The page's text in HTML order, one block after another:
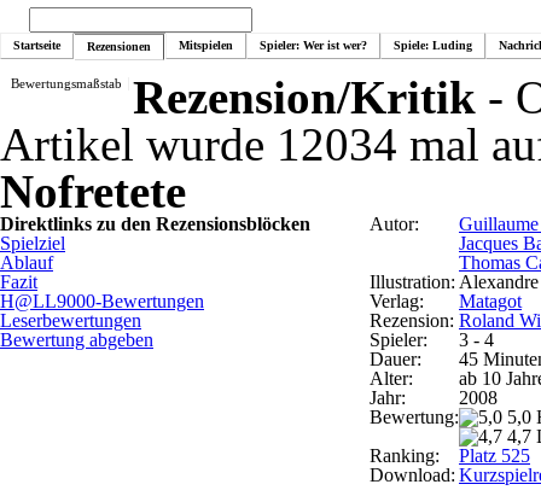
Startseite Rezensionen Mitspielen Spieler: Wer ist wer? Spiele: Luding
Bewertungsmaßstab Rezension/Kritik -
Artikel wurde 12034 mal
Nofretete
Direktlinks zu den Rezensionsblöcken
Spielziel
Ablauf
Fazit
H@LL9000-Bewertungen
Leserbewertungen
Bewertung abgeben
Autor:
Jacques
Thomas
Illustration:
Verlag:
Matagot
Rezension: Roland
Spieler:
3 - 4
Dauer:
45
Alter:
ab 10
Jahr:
2008
Bewertung:
5,0
4,7
Ranking:
Platz 525
Download: